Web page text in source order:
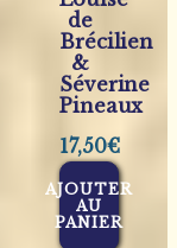
de
Brécilien
&
Séverine
Pineaux
17,50€
AJOUTER
AU
PANIER